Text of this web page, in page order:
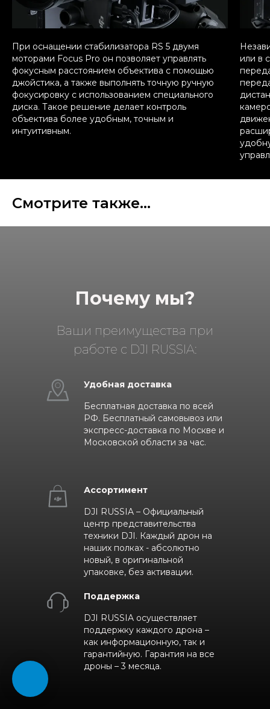
При оснащении стабилизатора RS 5 двумя
моторами Focus Pro он позволяет управлять
фокусным расстоянием объектива с помощью
джойстика, а также выполнять точную ручную
фокусировку с использованием специального
диска. Такое решение делает контроль
объектива более удобным, точным и
интуитивным.
или в
Смотрите также...
Почему мы?
Ваши преимущества при
работе с DJI RUSSIA:
Удобная доставка
Бесплатная доставка по всей
РФ. Бесплатный самовывоз или
экспресс-доставка по Москве и
Московской области за час.
Ассортимент
DJI RUSSIA – Официальный
центр представительства
техники DJI. Каждый дрон на
наших полках - абсолютно
новый, в оригинальной
упаковке, без активации.
Поддержка
DJI RUSSIA осуществляет
поддержку каждого дрона –
как информационную, так и
гарантийную. Гарантия на все
дроны – 3 месяца.